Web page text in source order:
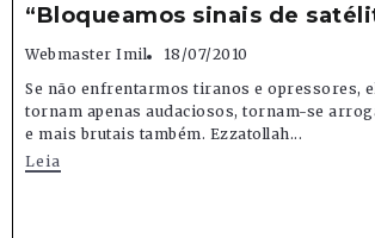
“Bloqueamos sinais de
Webmaster Imil
18/07/2010
Se não enfrentarmos tiranos e opressores,
tornam apenas audaciosos, tornam-se
e mais brutais também. Ezzatollah...
Leia